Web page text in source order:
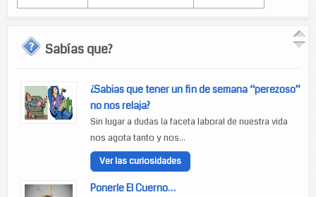
Sabías que?
¿Sabias que tener un fin de semana “perezoso”
no nos relaja?
Sin lugar a dudas la faceta laboral de nuestra vida
nos agota tanto y nos...
Ver las curiosidades
Ponerle El Cuerno…